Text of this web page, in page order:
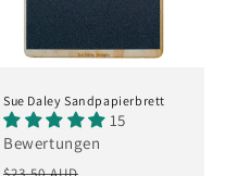
Sue Daley Sandpapierbrett
15
Bewertungen